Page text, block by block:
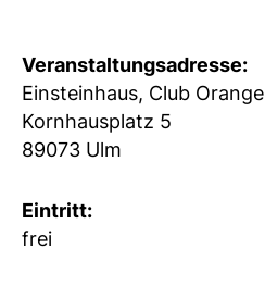
Veranstaltungsadresse:
Einsteinhaus, Club Orange
Kornhausplatz 5
89073 Ulm
Eintritt:
frei